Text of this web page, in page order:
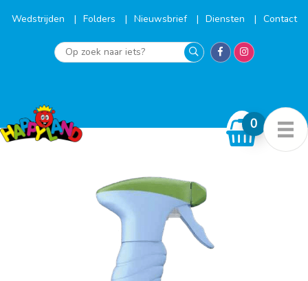
naarWedstrijden Folders Nieuwsbrief Diensten Contact
Op